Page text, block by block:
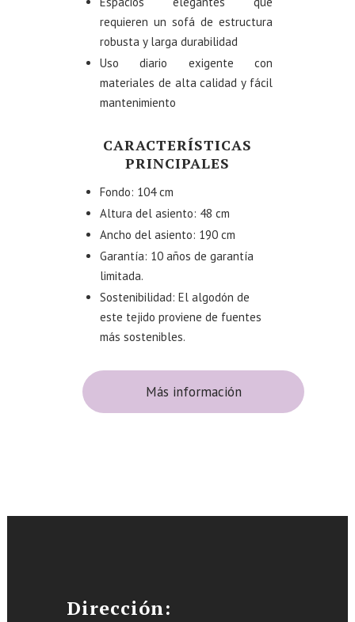
requieren un sofá de estructura
robusta y larga durabilidad
Uso diario exigente con
materiales de alta calidad y fácil
mantenimiento
CARACTERÍSTICAS
PRINCIPALES
Fondo: 104 cm
Altura del asiento: 48 cm
Ancho del asiento: 190 cm
Garantía: 10 años de garantía
limitada.
Sostenibilidad: El algodón de
este tejido proviene de fuentes
más sostenibles.
Más información
Dirección: